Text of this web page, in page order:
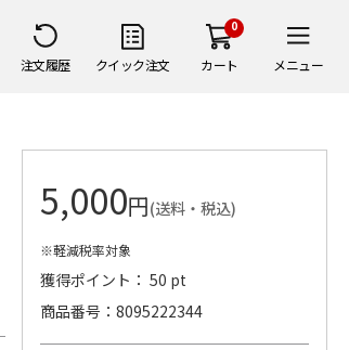
注文履歴 クイック注文
0
カート メニュー
5,000円(送料・税込)
※軽減税率対象
獲得ポイント： 50 pt
商品番号
8095222344